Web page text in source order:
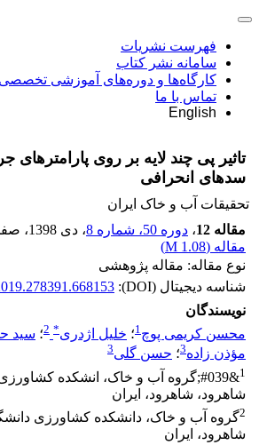
فهرست نشریات
سامانه نشر کتاب
کارگاه‌ها و دوره‌های آموزشی تخصصی
تماس با ما
English
تاثیر پی چند لایه بر روی پارامترهای
سدهای انحرافی
تحقیقات آب و خاک ایران
مقاله 12
، دوره 50، شماره 8 ، دی 1398 ،
مقاله (1.08 M
)
نوع مقاله: مقاله پژوهشی
شناسه دیجیتال (DOI):
نویسندگان
محسن کریمی پوچ1؛ خلیل اژدری*
2؛ سید
مؤذن زاده3؛ حسن گلی3
1
&#039;گروه آب و خاک، انشکده
شاهرود، شاهرود، ایران
2گروه آب و خاک، دانشکده کشاورزی
شاهرود، ایران